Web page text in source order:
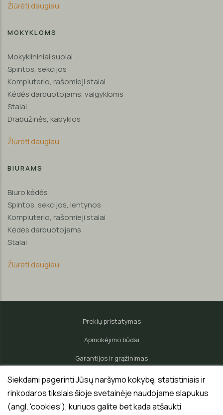
Žiūrėti daugiau
MOKYKLOMS
Mokyklininiai suolai
Spintos, sekcijos
Kompiuterio, rašomieji stalai
Kėdės darbuotojams, valgykloms
Stalai
Drabužinės, kabyklos
Žiūrėti daugiau
BIURAMS
Biuro kėdės
Spintos, sekcijos, lentynos
Kompiuterio, rašomieji stalai
Kėdės darbuotojams
Stalai
Žiūrėti daugiau
Siekdami pagerinti Jūsų naršymo kokybę, statistiniais ir
rinkodaros tikslais šioje svetainėje naudojame slapukus
(angl. 'cookies'), kuriuos galite bet kada atšaukti
Prekių pristatymas
Apmokėjimo būdai
Garantijos ir grąžinimas
Pardavėjo teisės ir pareigos
Privatumo politika